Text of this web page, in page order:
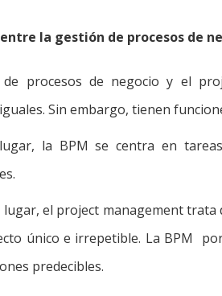
la gestión de procesos de
procesos de negocio y el
Sin embargo, tienen
la BPM se centra en
lugar, el project management
único e irrepetible. La BPM
predecibles.